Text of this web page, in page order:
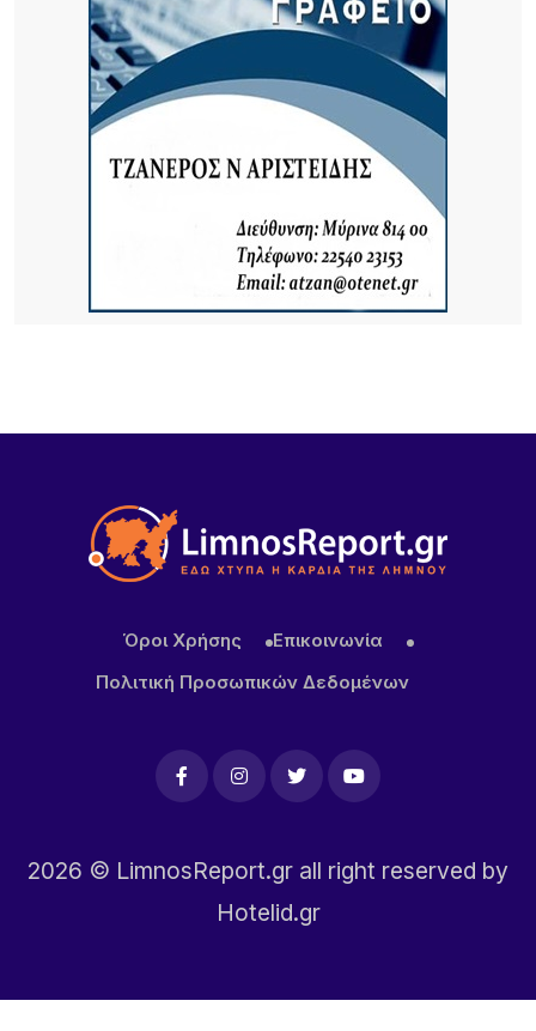
Προσωρινή διακοπή κυκλοφορίας στον Παλαιό
Λιμένα Μύρινας λόγω εργασιών επισκευής αγωγού
ύδρευσης
7 ΏΡΕΣ ΠΡΙΝ
ΜΕΒΓΑΛ: Με γιαούρτι και φέτα ενισχύει τη θέση
της στις διεθνείς αγορές
Καιρός: Στους 38 βαθμούς ο υδράργυρος –
Ενισχυμένοι οι άνεμοι στο Αιγαίο
Όροι Χρήσης
Επικοινωνία
Πολιτική Προσωπικών Δεδομένων
2026 © LimnosReport.gr all right reserved by
Hotelid.gr